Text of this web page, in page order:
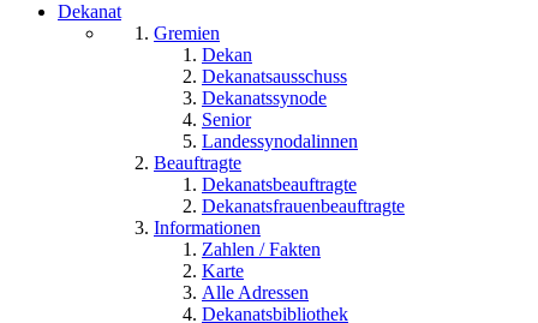
Dekanat
Gremien
Dekan
Dekanatsausschuss
Dekanatssynode
Senior
Landessynodalinnen
Beauftragte
Dekanatsbeauftragte
Dekanatsfrauenbeauftragte
Informationen
Zahlen / Fakten
Karte
Alle Adressen
Dekanatsbibliothek